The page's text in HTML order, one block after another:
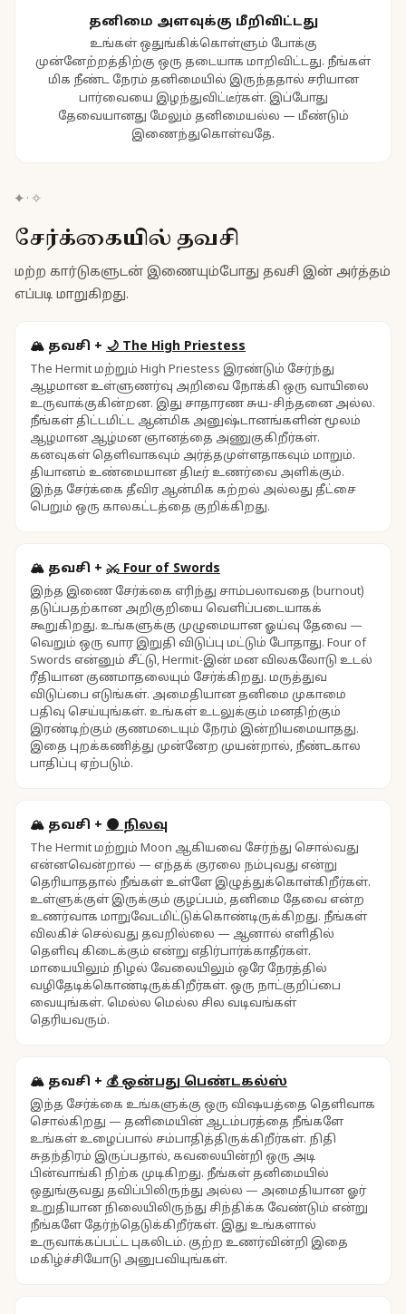
தனிமை அளவுக்கு மீறிவிட்டது
உங்கள் ஒதுங்கிக்கொள்ளும் போக்கு
முன்னேற்றத்திற்கு ஒரு தடையாக மாறிவிட்டது. நீங்கள்
மிக நீண்ட நேரம் தனிமையில் இருந்ததால் சரியான
பார்வையை இழந்துவிட்டீர்கள். இப்போது
தேவையானது மேலும் தனிமையல்ல — மீண்டும்
இணைந்துகொள்வதே.
✦ · ✧
சேர்க்கையில் தவசி
மற்ற கார்டுகளுடன் இணையும்போது தவசி இன் அர்த்தம்
எப்படி மாறுகிறது.
🏔️ தவசி + 🌙 The High Priestess
The Hermit மற்றும் High Priestess இரண்டும் சேர்ந்து
ஆழமான உள்ளுணர்வு அறிவை நோக்கி ஒரு வாயிலை
உருவாக்குகின்றன. இது சாதாரண சுய-சிந்தனை அல்ல.
நீங்கள் திட்டமிட்ட ஆன்மிக அனுஷ்டானங்களின் மூலம்
ஆழமான ஆழ்மன ஞானத்தை அணுகுகிறீர்கள்.
கனவுகள் தெளிவாகவும் அர்த்தமுள்ளதாகவும் மாறும்.
தியானம் உண்மையான திடீர் உணர்வை அளிக்கும்.
இந்த சேர்க்கை தீவிர ஆன்மிக கற்றல் அல்லது தீட்சை
பெறும் ஒரு காலகட்டத்தை குறிக்கிறது.
🏔️ தவசி + ⚔️ Four of Swords
இந்த இணை சேர்க்கை எரிந்து சாம்பலாவதை (burnout)
தடுப்பதற்கான அறிகுறியை வெளிப்படையாகக்
கூறுகிறது. உங்களுக்கு முழுமையான ஓய்வு தேவை —
வெறும் ஒரு வார இறுதி விடுப்பு மட்டும் போதாது. Four of
Swords என்னும் சீட்டு, Hermit-இன் மன விலகலோடு உடல்
ரீதியான குணமாதலையும் சேர்க்கிறது. மருத்துவ
விடுப்பை எடுங்கள். அமைதியான தனிமை முகாமை
பதிவு செய்யுங்கள். உங்கள் உடலுக்கும் மனதிற்கும்
இரண்டிற்கும் குணமடையும் நேரம் இன்றியமையாதது.
இதை புறக்கணித்து முன்னேற முயன்றால், நீண்டகால
பாதிப்பு ஏற்படும்.
🏔️ தவசி + 🌑 நிலவு
The Hermit மற்றும் Moon ஆகியவை சேர்ந்து சொல்வது
என்னவென்றால் — எந்தக் குரலை நம்புவது என்று
தெரியாததால் நீங்கள் உள்ளே இழுத்துக்கொள்கிறீர்கள்.
உள்ளுக்குள் இருக்கும் குழப்பம், தனிமை தேவை என்ற
உணர்வாக மாறுவேடமிட்டுக்கொண்டிருக்கிறது. நீங்கள்
விலகிச் செல்வது தவறில்லை — ஆனால் எளிதில்
தெளிவு கிடைக்கும் என்று எதிர்பார்க்காதீர்கள்.
மாயையிலும் நிழல் வேலையிலும் ஒரே நேரத்தில்
வழிதேடிக்கொண்டிருக்கிறீர்கள். ஒரு நாட்குறிப்பை
வையுங்கள். மெல்ல மெல்ல சில வடிவங்கள்
தெரியவரும்.
🏔️ தவசி + 💰 ஒன்பது பெண்டகல்ஸ்
இந்த சேர்க்கை உங்களுக்கு ஒரு விஷயத்தை தெளிவாக
சொல்கிறது — தனிமையின் ஆடம்பரத்தை நீங்களே
உங்கள் உழைப்பால் சம்பாதித்திருக்கிறீர்கள். நிதி
சுதந்திரம் இருப்பதால், கவலையின்றி ஒரு அடி
பின்வாங்கி நிற்க முடிகிறது. நீங்கள் தனிமையில்
ஒதுங்குவது தவிப்பிலிருந்து அல்ல — அமைதியான ஓர்
உறுதியான நிலையிலிருந்து சிந்திக்க வேண்டும் என்று
நீங்களே தேர்ந்தெடுக்கிறீர்கள். இது உங்களால்
உருவாக்கப்பட்ட புகலிடம். குற்ற உணர்வின்றி இதை
மகிழ்ச்சியோடு அனுபவியுங்கள்.